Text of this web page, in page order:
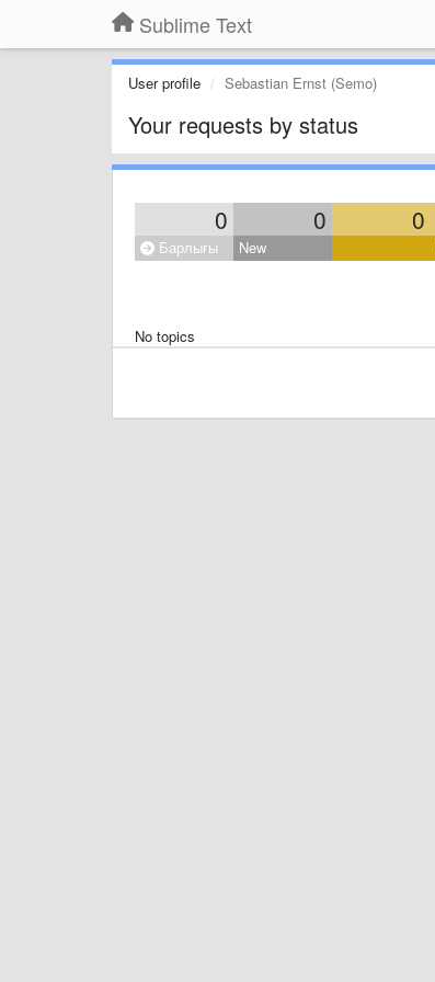
Sublime Text
User profile Sebastian Ernst (Semo)
Your requests by status
0 0 0
Барлығы New
No topics